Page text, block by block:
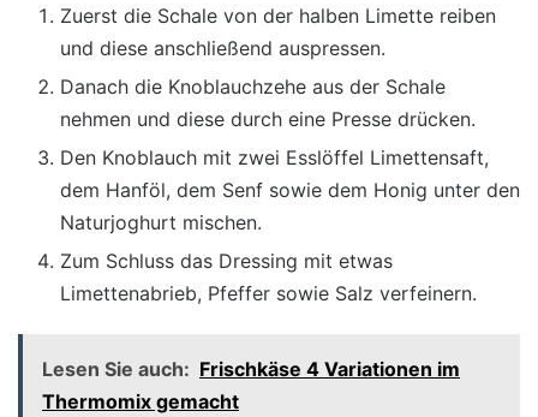
Zuerst die Schale von der halben Limette reiben
und diese anschließend auspressen.
Danach die Knoblauchzehe aus der Schale
nehmen und diese durch eine Presse drücken.
Den Knoblauch mit zwei Esslöffel Limettensaft,
dem Hanföl, dem Senf sowie dem Honig unter den
Naturjoghurt mischen.
Zum Schluss das Dressing mit etwas
Limettenabrieb, Pfeffer sowie Salz verfeinern.
Lesen Sie auch: Frischkäse 4 Variationen im
Thermomix gemacht